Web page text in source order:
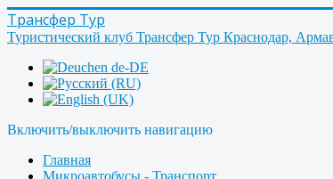
Трансфер Тур
Туристический клуб Трансфер Тур Краснодар,
Включить/выключить навигацию
Главная
Микроавтобусы - Транспорт